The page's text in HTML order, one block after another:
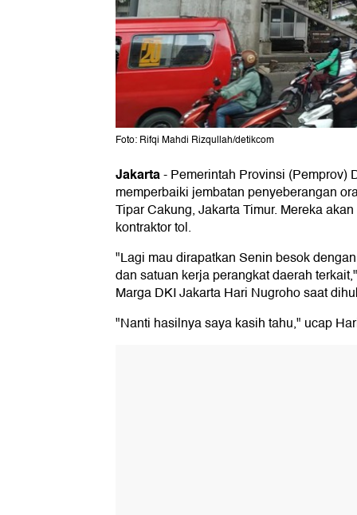
Foto: Rifqi Mahdi Rizqullah/detikcom
Jakarta-Pemerintah Provinsi (Pemprov)
memperbaiki jembatan penyeberangan
Tipar Cakung, Jakarta Timur. Mereka
kontraktor tol.
"Lagi mau dirapatkan Senin besok
dan satuan kerja perangkat daerah
Marga DKI Jakarta Hari Nugroho saat
"Nanti hasilnya saya kasih tahu," ucap